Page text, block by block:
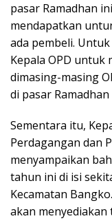
pasar Ramadhan
mendapatkan
ada pembeli.
Kepala OPD
dimasing-masing
di pasar
Sementara itu,
Perdagangan dan
menyampaikan
tahun ini di isi
Kecamatan
akan